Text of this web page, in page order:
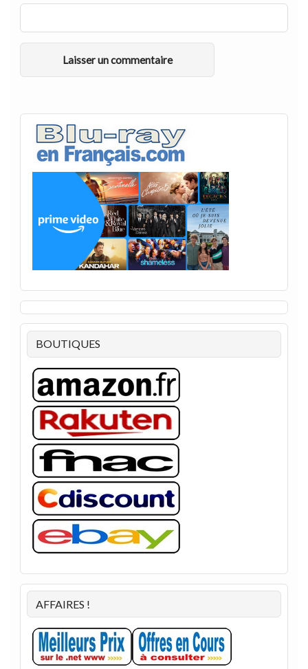
BOUTIQUES
AFFAIRES !